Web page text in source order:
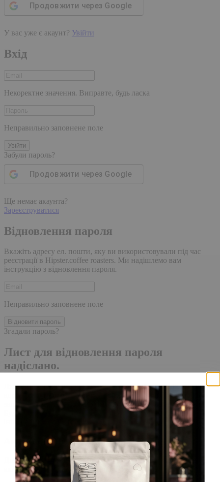
Продовжити через Google
У вас уже є акаунт? Увійти
Вхід
Некоректне значення. Виправте, будь ласка
Неправильно заповнене поле
Увійти
Забули пароль?
Продовжити через Google
Ще немає акаунта?
Зареєструватися
Відновлення пароля
Вкажіть адресу ел. пошти, яку ви використовували під час
реєстрації в Hipster.coffee roasters. Ми надішлемо вам
інструкцію з відновлення пароля.
Неправильно заповнене поле
Відновити пароль
Згадали пароль?
Лист для відновлення пароля
надіслано.
Лист із посиланням для скидання пароля було надіслано на
адресу електронної пошти, прив'язану до вашого облікового
запису, доставка повідомлення може зайняти кілька хвилин.
Будь ласка, зачекайте щонайменше 10 хвилин, перш ніж
Акаунт створено
Для завершення реєстрації, перейдіть за посиланням у листі,
який було надіслано Вам на пошту!